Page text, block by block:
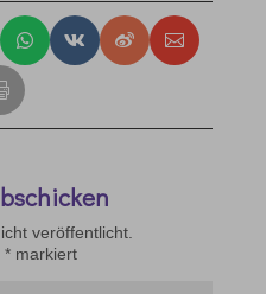
veröffentlicht.
*markiert